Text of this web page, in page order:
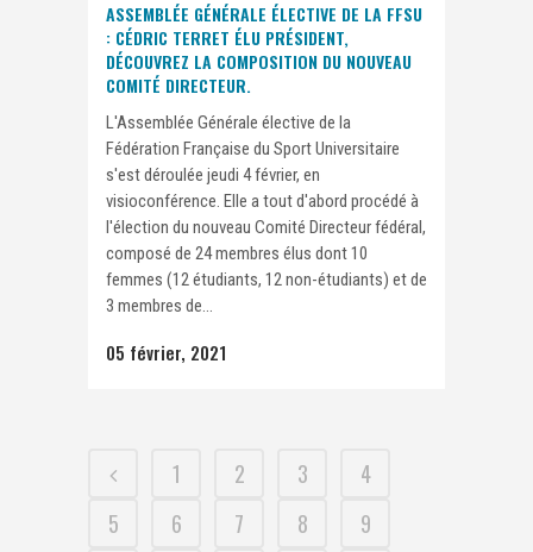
ASSEMBLÉE GÉNÉRALE ÉLECTIVE DE LA FFSU
: CÉDRIC TERRET ÉLU PRÉSIDENT,
DÉCOUVREZ LA COMPOSITION DU NOUVEAU
COMITÉ DIRECTEUR.
L'Assemblée Générale élective de la
Fédération Française du Sport Universitaire
s'est déroulée jeudi 4 février, en
visioconférence. Elle a tout d'abord procédé à
l'élection du nouveau Comité Directeur fédéral,
composé de 24 membres élus dont 10
femmes (12 étudiants, 12 non-étudiants) et de
3 membres de...
05 février, 2021
1 2 3
4
5
6 7 8
9